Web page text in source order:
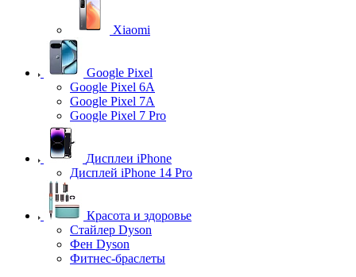
Xiaomi
Google Pixel
Google Pixel 6A
Google Pixel 7А
Google Pixel 7 Pro
Дисплеи iPhone
Дисплей iPhone 14 Pro
Красота и здоровье
Стайлер Dyson
Фен Dyson
Фитнес-браслеты